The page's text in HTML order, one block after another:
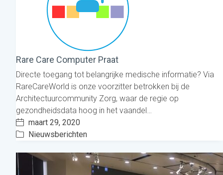
Rare Care Computer Praat
Directe toegang tot belangrijke medische informatie? Via
RareCareWorld is onze voorzitter betrokken bij de
Architectuurcommunity Zorg, waar de regie op
gezondheidsdata hoog in het vaandel…
maart 29, 2020
Nieuwsberichten